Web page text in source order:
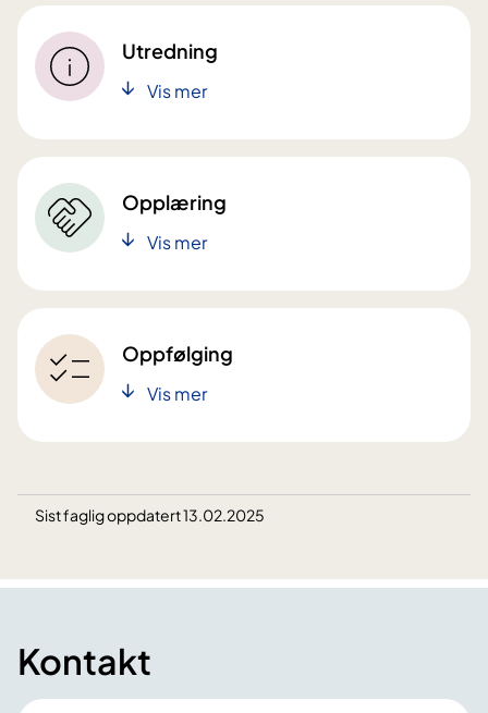
Utredning
Vis mer
Opplæring
Vis mer
Oppfølging
Vis mer
Sist faglig oppdatert 13.02.2025
Kontakt